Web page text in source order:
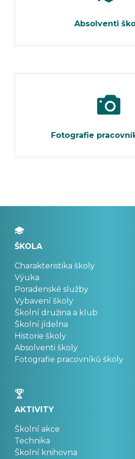
Absolventi
Fotografie
ŠKOLA
Charakteristika školy
Výuka
Poradenské služby
Vybavení školy
Školní družina a klub
Školní jídelna
Historie školy
Absolventi školy
Fotografie pracovníků školy
AKTIVITY
Školní akce
Technika
Školní knihovna